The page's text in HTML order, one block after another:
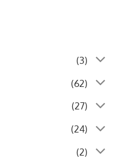
(3)
(62)
(27)
(24)
(2)